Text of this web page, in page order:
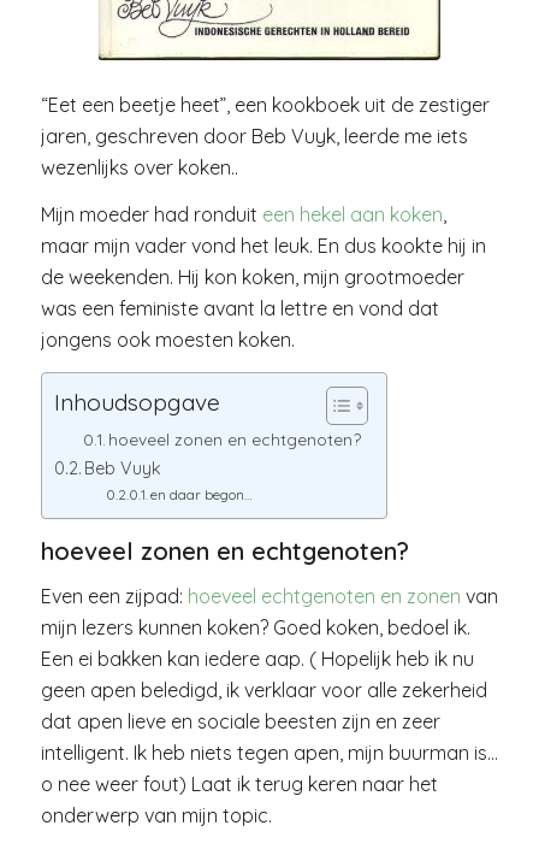
“Eet een beetje heet”, een kookboek uit de zestiger
jaren, geschreven door Beb Vuyk, leerde me iets
wezenlijks over koken..
Mijn moeder had ronduit een hekel aan koken,
maar mijn vader vond het leuk. En dus kookte hij in
de weekenden. Hij kon koken, mijn grootmoeder
was een feministe avant la lettre en vond dat
jongens ook moesten koken.
Inhoudsopgave
hoeveel zonen en echtgenoten?
Beb Vuyk
en daar begon…
hoeveel zonen en echtgenoten?
Even een zijpad: hoeveel echtgenoten en zonen van
mijn lezers kunnen koken? Goed koken, bedoel ik.
Een ei bakken kan iedere aap. ( Hopelijk heb ik nu
geen apen beledigd, ik verklaar voor alle zekerheid
dat apen lieve en sociale beesten zijn en zeer
intelligent. Ik heb niets tegen apen, mijn buurman is…
o nee weer fout) Laat ik terug keren naar het
onderwerp van mijn topic.